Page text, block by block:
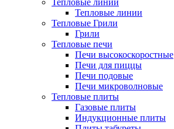
Тепловые линии
Тепловые линии
Тепловые Грили
Грили
Тепловые печи
Печи высокоскоростные
Печи для пиццы
Печи подовые
Печи микроволновые
Тепловые плиты
Газовые плиты
Индукционные плиты